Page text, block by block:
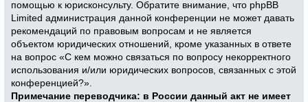
помощью к юрисконсульту. Обратите внимание, что phpBB
Limited администрация данной конференции не может давать
рекомендаций по правовым вопросам и не является
объектом юридических отношений, кроме указанных в ответе
на вопрос «С кем можно связаться по вопросу некорректного
использования и/или юридических вопросов, связанных с этой
конференцией?».
Примечание переводчика: в России данный акт не имеет